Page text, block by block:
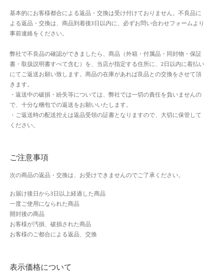
カート
クイック注文フォーム
クリスマス特集
サマーセール
セール
テスト 「テーブル
ハロウィン特集
基本的にお客様都合による返品・交換は受け付けておりません。不良品に
よる返品・交換は、商品到着後3日以内に、必ずお問い合わせフォームより
事前連絡をください。
弊社で不良品の確認ができましたら、商品（外箱・付属品・同封物・保証
書・取扱説明書すべて含む）を、当店が指定する住所に、2日以内に着払い
にてご返送お願い致します。商品の在庫があれば良品との交換をさせて頂
きます。
・返送中の破損・紛失等については、弊社では一切の責任を負いませんの
で、十分な梱包での返送をお願いいたします。
・ご返送時の配送控えは返品受領の証書となりますので、大切に保管して
ください。
ご注意事項
次の商品の返品・交換は、お受けできませんのでご了承ください。
お届け後日から3日以上経過した商品
一度ご使用になられた商品
開封後の商品
お客様が汚損、破損された商品
お客様のご都合による返品、交換
表示価格について